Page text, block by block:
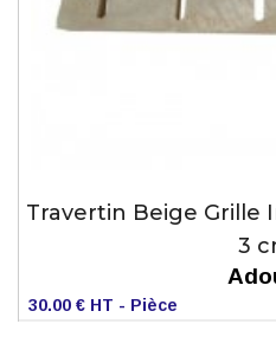
Travertin Beige Grille
3
30.00 € HT - Pièce